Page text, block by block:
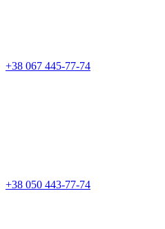
+38 067 445-77-74
+38 050 443-77-74